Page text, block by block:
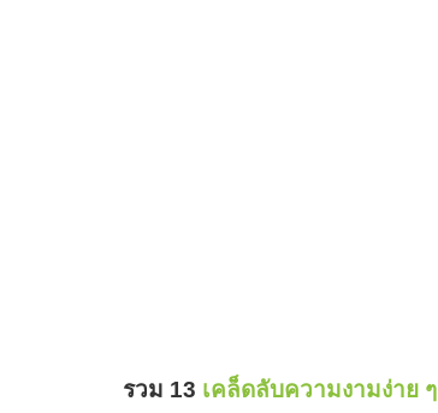
รวม 13 เคล็ดลับความงามง่าย ๆ